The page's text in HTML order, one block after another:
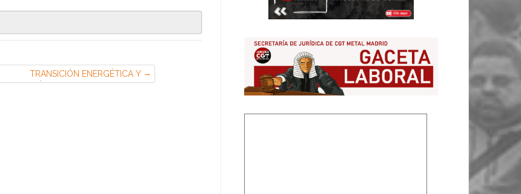
TRANSICIÓN ENERGÉTICA Y
EVOLUCIÓN SOCIAL (Coordinadora